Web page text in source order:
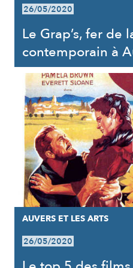
26/05/2020
Le Grap’s, fer de
contemporain à
AUVERS ET LES ARTS
26/05/2020